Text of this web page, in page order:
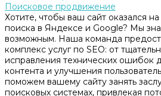
Поисковое продвижение
Хотите, чтобы ваш сайт оказался
поиска в Яндексе и Google? Мы
возможным. Наша команда
комплекс услуг по SEO: от
исправления технических ошибок
контента и улучшения
поможем вашему сайту занять
поисковых системах, привлекая